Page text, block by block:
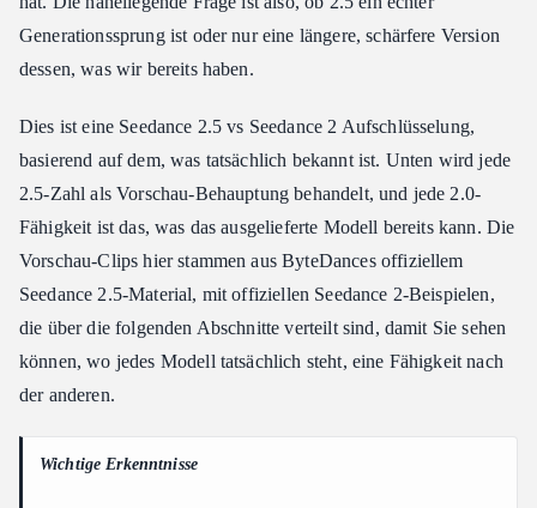
So testen Sie Seedance 2.5 vs Seedance 2 | Jetzt, da es live ist
am 31. Juli 2026
Ist Seedance 2.5 vs Seedance 2 ein echtes Upgrade oder nur
Seedance 2.5 vs Seedance 2: Welches sollte ich heute
verwenden?
Hat jemand Seedance 2.5 vs Seedance 2 unabhängig getestet?
Generationssprung ist oder nur eine längere, schärfere Version
dessen, was wir bereits haben.
Dies ist eine Seedance 2.5 vs Seedance 2 Aufschlüsselung,
basierend auf dem, was tatsächlich bekannt ist. Unten wird jede
2.5-Zahl als Vorschau-Behauptung behandelt, und jede 2.0-
Fähigkeit ist das, was das ausgelieferte Modell bereits kann. Die
Vorschau-Clips hier stammen aus ByteDances offiziellem
Seedance 2.5-Material, mit offiziellen Seedance 2-Beispielen,
die über die folgenden Abschnitte verteilt sind, damit Sie sehen
können, wo jedes Modell tatsächlich steht, eine Fähigkeit nach
der anderen.
Wichtige Erkenntnisse